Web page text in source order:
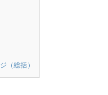
（総括）